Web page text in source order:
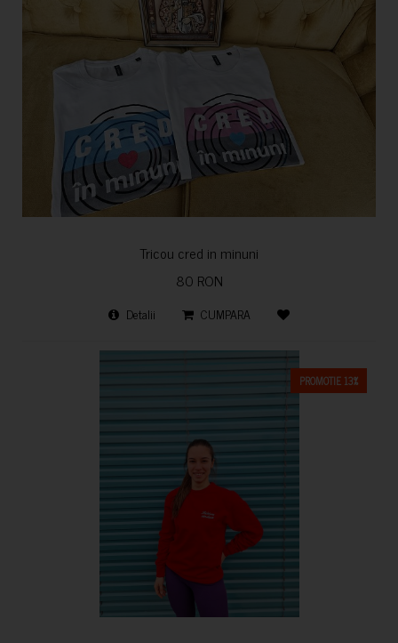
Tricou cred in minuni
80 RON
Detalii CUMPARA
PROMOTIE 13%